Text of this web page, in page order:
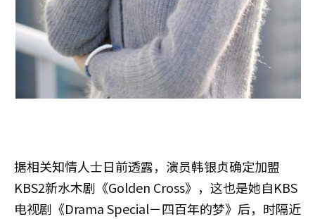
据相关知情人士日前透露，演员韩银贞确定加盟
KBS2新水木剧《Golden Cross》，这也是她自KBS
电视剧《Drama Special－四百年的梦》后，时隔近